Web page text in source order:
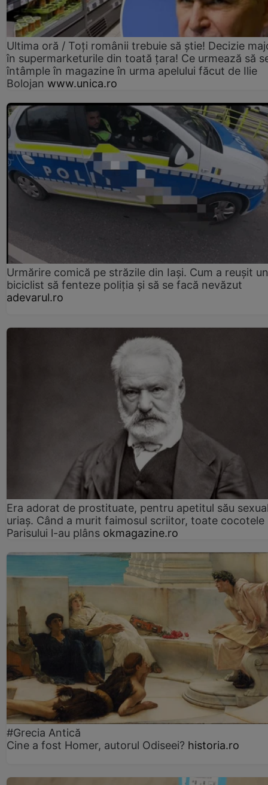
Ultima oră / Toți românii trebuie să știe! Decizie
în supermarketurile din toată țara! Ce urmează să
întâmple în magazine în urma apelului făcut de Ilie
Bolojan www.unica.ro
Urmărire comică pe străzile din Iași. Cum a reușit un
biciclist să fenteze poliția și să se facă nevăzut
adevarul.ro
Era adorat de prostituate, pentru apetitul său
uriaș. Când a murit faimosul scriitor, toate cocotele
Parisului l-au plâns okmagazine.ro
#Grecia Antică
Cine a fost Homer, autorul Odiseei? historia.ro